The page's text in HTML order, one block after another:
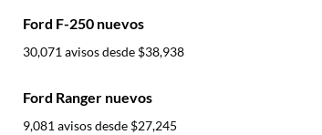
Ford F-250 nuevos
30,071 avisos desde $38,938
Ford Ranger nuevos
9,081 avisos desde $27,245